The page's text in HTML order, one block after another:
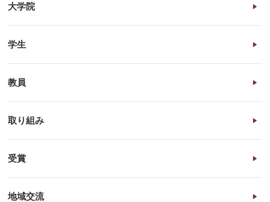
大学院
学生
教員
取り組み
受賞
地域交流